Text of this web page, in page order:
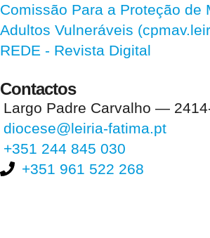
Comissão Para a Proteção de
Adultos Vulneráveis
REDE - Revista Digital
Contactos
Largo Padre Carvalho —
diocese@leiria-fatima.pt
+351 244 845 030
+351 961 522 268